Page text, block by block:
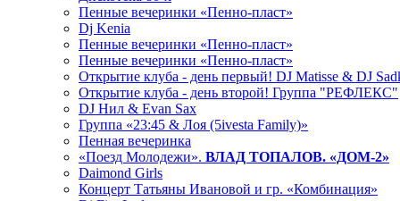
Пенные вечеринки «Пенно-пласт»
Dj Kenia
Пенные вечеринки «Пенно-пласт»
Пенные вечеринки «Пенно-пласт»
Открытие клуба - день первый! DJ Matisse & DJ
Открытие клуба - день второй! Группа "РЕФЛЕКС"
DJ Нил & Evan Sax
Группа «23:45 & Лоя (5ivesta Family)»
Пенная вечеринка
«Поезд Молодежи». ВЛАД ТОПАЛОВ. «ДОМ-2»
Daimond Girls
Концерт Татьяны Ивановой и гр. «Комбинация»